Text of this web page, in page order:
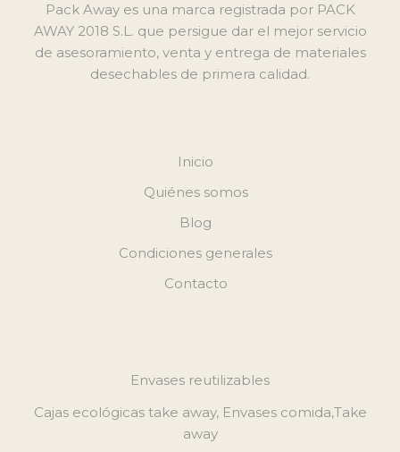
Pack Away es una marca registrada por PACK
AWAY 2018 S.L. que persigue dar el mejor servicio
de asesoramiento, venta y entrega de materiales
desechables de primera calidad.
Inicio
Quiénes somos
Blog
Condiciones generales
Contacto
Envases reutilizables
Cajas ecológicas take away, Envases comida,Take
away